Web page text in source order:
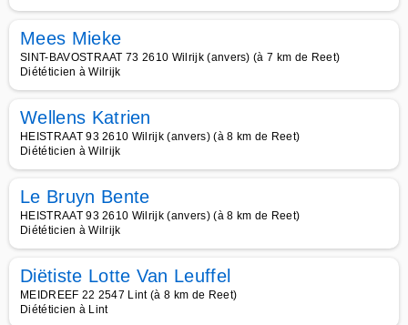
Mees Mieke
SINT-BAVOSTRAAT 73 2610 Wilrijk (anvers) (à 7 km de Reet)
Diététicien à Wilrijk
Wellens Katrien
HEISTRAAT 93 2610 Wilrijk (anvers) (à 8 km de Reet)
Diététicien à Wilrijk
Le Bruyn Bente
HEISTRAAT 93 2610 Wilrijk (anvers) (à 8 km de Reet)
Diététicien à Wilrijk
Diëtiste Lotte Van Leuffel
MEIDREEF 22 2547 Lint (à 8 km de Reet)
Diététicien à Lint